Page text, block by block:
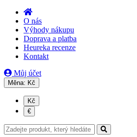
O nás
Výhody nákupu
Doprava a platba
Heureka recenze
Kontakt
Můj účet
Měna: Kč
Kč
€